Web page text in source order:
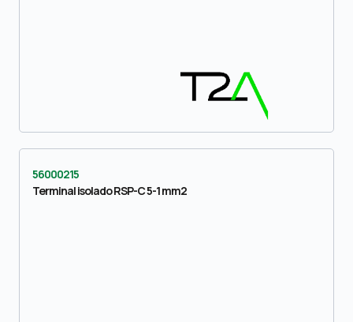
56000215
Terminal isolado RSP-C 5-1 mm2